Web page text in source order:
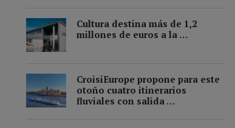
Cultura destina más de 1,2
millones de euros a la …
CroisiEurope propone para este
otoño cuatro itinerarios
fluviales con salida …